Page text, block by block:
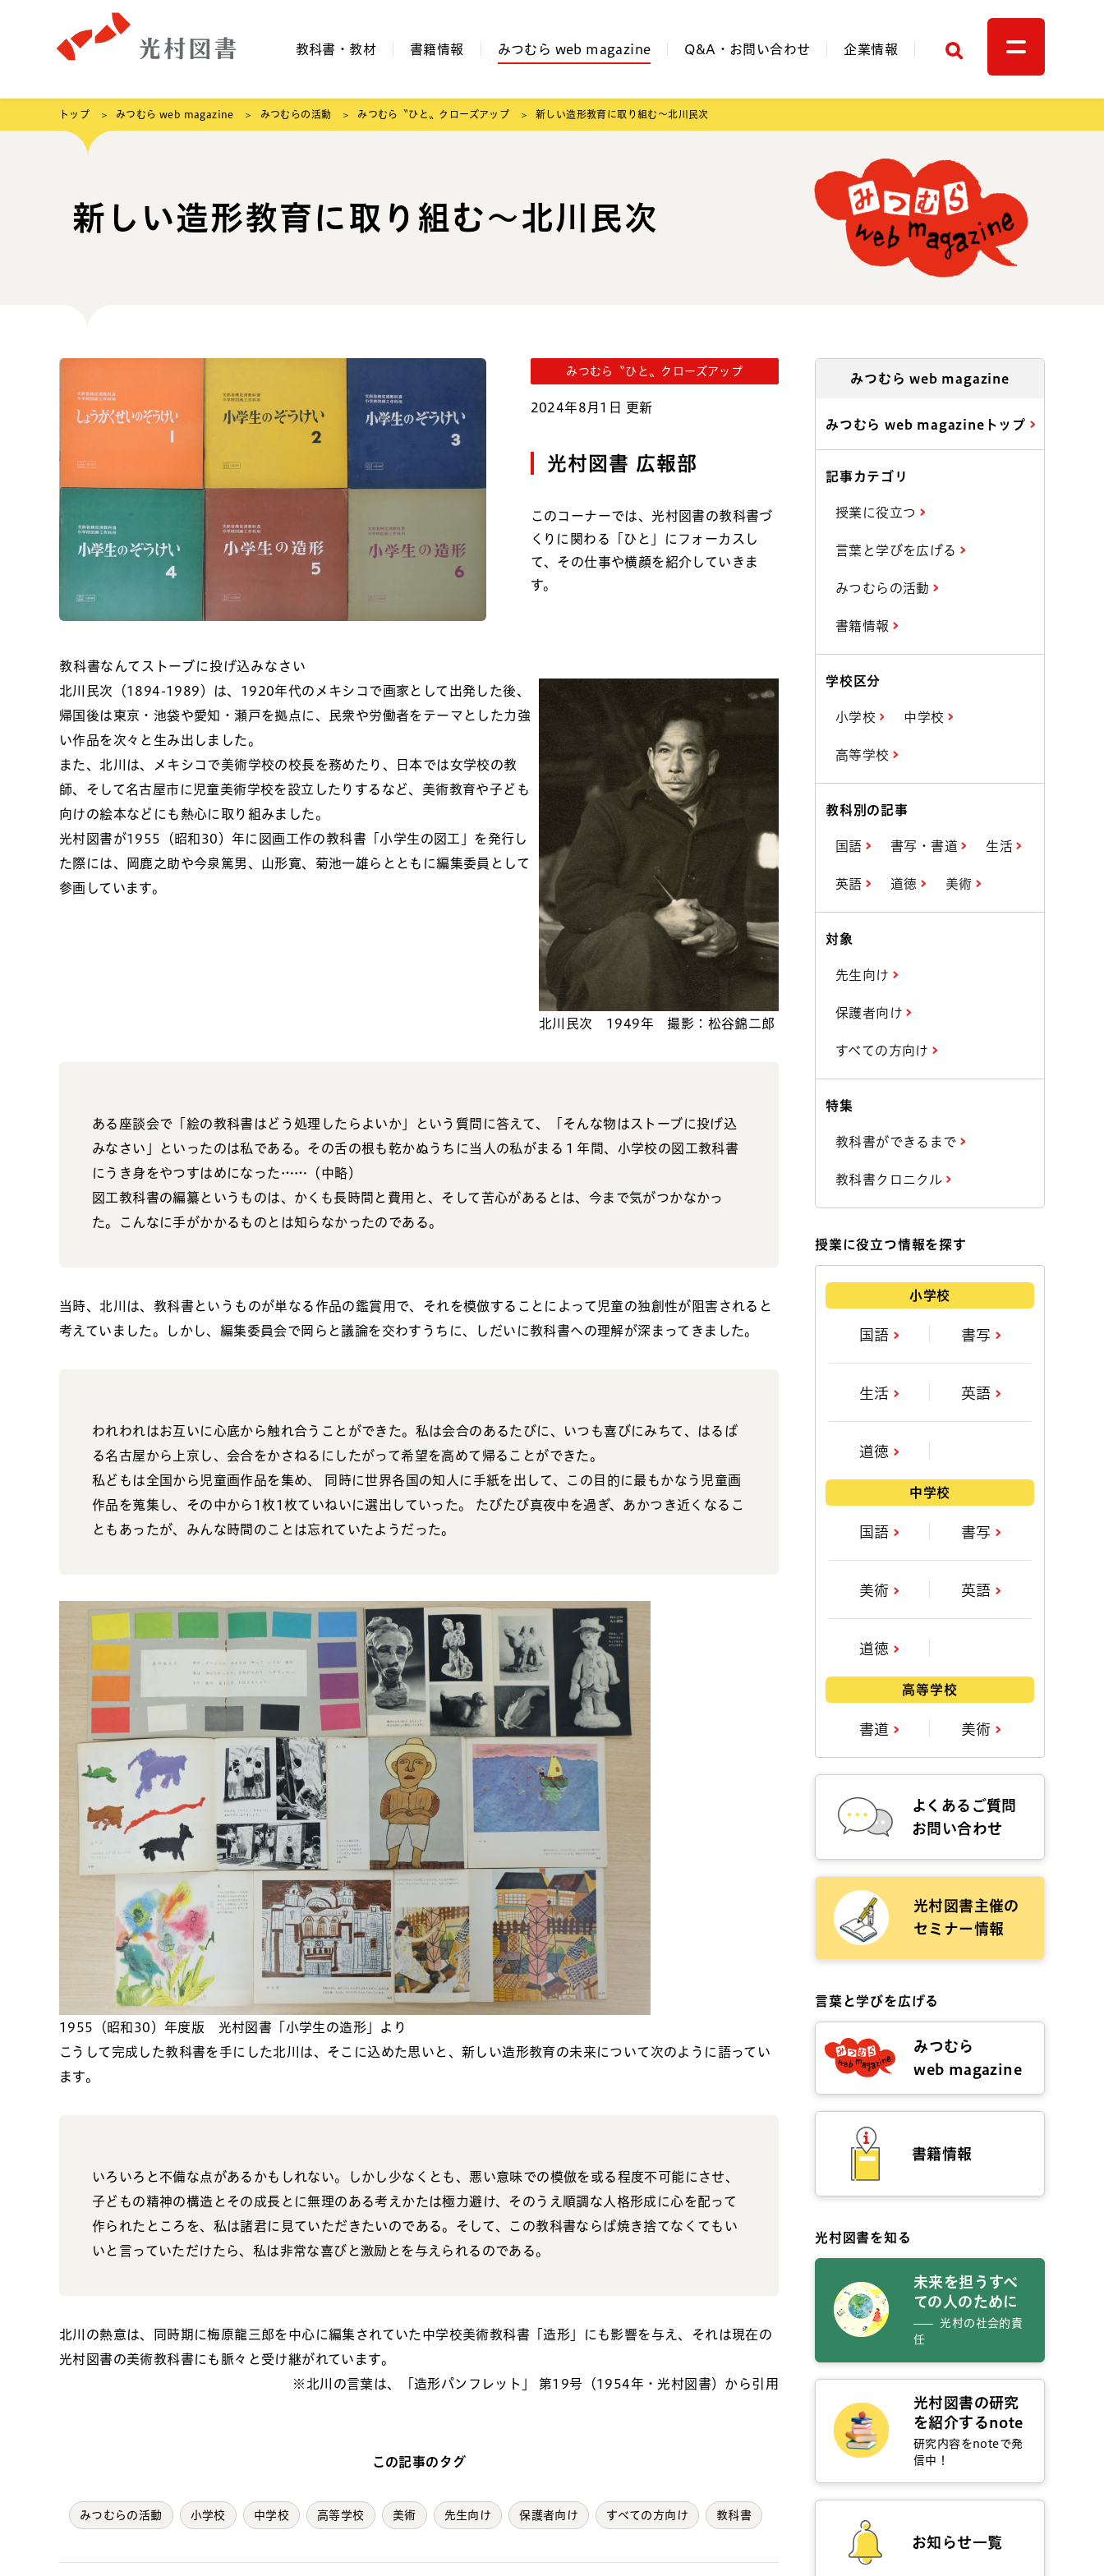
教科書・教材 書籍情報 みつむら web magazine Q&A・お問い合わせ 企業情報 検索
トップ みつむら web magazine みつむらの活動 みつむら〝ひと〟クローズアップ 新しい造形教育に取り組む～北川民次
新しい造形教育に取り組む～北川民次
みつむら〝ひと〟クローズアップ
2024年8月1日 更新
光村図書 広報部
このコーナーでは、光村図書の教科書づ
くりに関わる「ひと」にフォーカスし
て、その仕事や横顔を紹介していきま
す。
教科書なんてストーブに投げ込みなさい
北川民次（1894-1989）は、1920年代のメキシコで画家として出発した後、
帰国後は東京・池袋や愛知・瀬戸を拠点に、民衆や労働者をテーマとした力強
い作品を次々と生み出しました。
また、北川は、メキシコで美術学校の校長を務めたり、日本では女学校の教
師、そして名古屋市に児童美術学校を設立したりするなど、美術教育や子ども
向けの絵本などにも熱心に取り組みました。
光村図書が1955（昭和30）年に図画工作の教科書「小学生の図工」を発行し
た際には、岡鹿之助や今泉篤男、山形寛、菊池一雄らとともに編集委員として
参画しています。
北川民次 1949年 撮影：松谷錦二郎
ある座談会で「絵の教科書はどう処理したらよいか」という質問に答えて、「そんな物はストーブに投げ込
みなさい」といったのは私である。その舌の根も乾かぬうちに当人の私がまる１年間、小学校の図工教科書
にうき身をやつすはめになった……（中略）
図工教科書の編纂というものは、かくも長時間と費用と、そして苦心があるとは、今まで気がつかなかっ
た。こんなに手がかかるものとは知らなかったのである。
当時、北川は、教科書というものが単なる作品の鑑賞用で、それを模倣することによって児童の独創性が阻害されると
考えていました。しかし、編集委員会で岡らと議論を交わすうちに、しだいに教科書への理解が深まってきました。
われわれはお互いに心底から触れ合うことができた。私は会合のあるたびに、いつも喜びにみちて、はるば
る名古屋から上京し、会合をかさねるにしたがって希望を高めて帰ることができた。
私どもは全国から児童画作品を集め、 同時に世界各国の知人に手紙を出して、この目的に最もかなう児童画
作品を蒐集し、その中から1枚1枚ていねいに選出していった。 たびたび真夜中を過ぎ、あかつき近くなるこ
ともあったが、みんな時間のことは忘れていたようだった。
1955（昭和30）年度版 光村図書「小学生の造形」より
こうして完成した教科書を手にした北川は、そこに込めた思いと、新しい造形教育の未来について次のように語ってい
ます。
いろいろと不備な点があるかもしれない。しかし少なくとも、悪い意味での模倣を或る程度不可能にさせ、
子どもの精神の構造とその成長とに無理のある考えかたは極力避け、そのうえ順調な人格形成に心を配って
作られたところを、私は諸君に見ていただきたいのである。そして、この教科書ならば焼き捨てなくてもい
いと言っていただけたら、私は非常な喜びと激励とを与えられるのである。
北川の熱意は、同時期に梅原龍三郎を中心に編集されていた中学校美術教科書「造形」にも影響を与え、それは現在の
光村図書の美術教科書にも脈々と受け継がれています。
※北川の言葉は、「造形パンフレット」 第19号（1954年・光村図書）から引用
この記事のタグ
みつむらの活動 小学校 中学校 高等学校 美術 先生向け 保護者向け すべての方向け 教科書
みつむら web magazine
みつむら web magazineトップ
記事カテゴリ
授業に役立つ
言葉と学びを広げる
みつむらの活動
書籍情報
学校区分
小学校 中学校
高等学校
教科別の記事
国語 書写・書道 生活
英語 道徳 美術
対象
先生向け
保護者向け
すべての方向け
特集
教科書ができるまで
教科書クロニクル
授業に役立つ情報を探す
小学校
国語 書写
生活 英語
道徳
中学校
国語 書写
美術 英語
道徳
高等学校
書道 美術
よくあるご質問
お問い合わせ
光村図書主催の
セミナー情報
言葉と学びを広げる
みつむら
web magazine
書籍情報
光村図書を知る
未来を担うすべ
ての人のために
光村の社会的責
任
光村図書の研究
を紹介するnote
研究内容をnoteで発
信中！
お知らせ一覧